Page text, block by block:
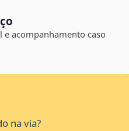
acompanhamento caso
na via?